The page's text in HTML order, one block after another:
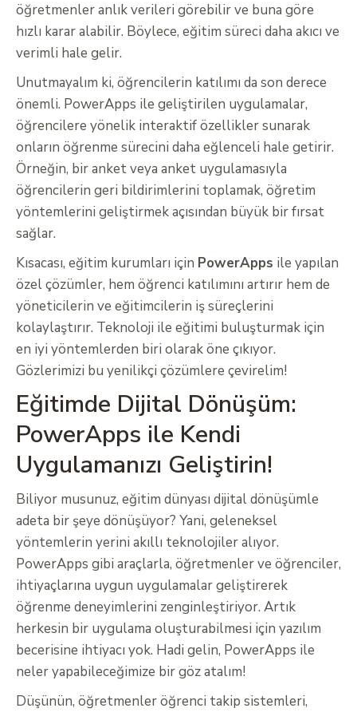
öğretmenler anlık verileri görebilir ve buna göre
hızlı karar alabilir. Böylece, eğitim süreci daha akıcı ve
verimli hale gelir.
Unutmayalım ki, öğrencilerin katılımı da son derece
önemli. PowerApps ile geliştirilen uygulamalar,
öğrencilere yönelik interaktif özellikler sunarak
onların öğrenme sürecini daha eğlenceli hale getirir.
Örneğin, bir anket veya anket uygulamasıyla
öğrencilerin geri bildirimlerini toplamak, öğretim
yöntemlerini geliştirmek açısından büyük bir fırsat
sağlar.
Kısacası, eğitim kurumları için PowerApps ile yapılan
özel çözümler, hem öğrenci katılımını artırır hem de
yöneticilerin ve eğitimcilerin iş süreçlerini
kolaylaştırır. Teknoloji ile eğitimi buluşturmak için
en iyi yöntemlerden biri olarak öne çıkıyor.
Gözlerimizi bu yenilikçi çözümlere çevirelim!
Eğitimde Dijital Dönüşüm:
PowerApps ile Kendi
Uygulamanızı Geliştirin!
Biliyor musunuz, eğitim dünyası dijital dönüşümle
adeta bir şeye dönüşüyor? Yani, geleneksel
yöntemlerin yerini akıllı teknolojiler alıyor.
PowerApps gibi araçlarla, öğretmenler ve öğrenciler,
ihtiyaçlarına uygun uygulamalar geliştirerek
öğrenme deneyimlerini zenginleştiriyor. Artık
herkesin bir uygulama oluşturabilmesi için yazılım
becerisine ihtiyacı yok. Hadi gelin, PowerApps ile
neler yapabileceğimize bir göz atalım!
Düşünün, öğretmenler öğrenci takip sistemleri,